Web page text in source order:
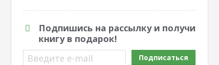
Подпишись на рассылку и получи
книгу в подарок!
Введите e-mail
Подписаться